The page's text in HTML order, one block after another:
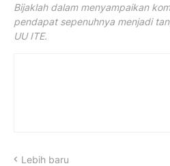
Bijaklah dalam menyampaikan
pendapat sepenuhnya menjadi
UU ITE.
Lebih baru